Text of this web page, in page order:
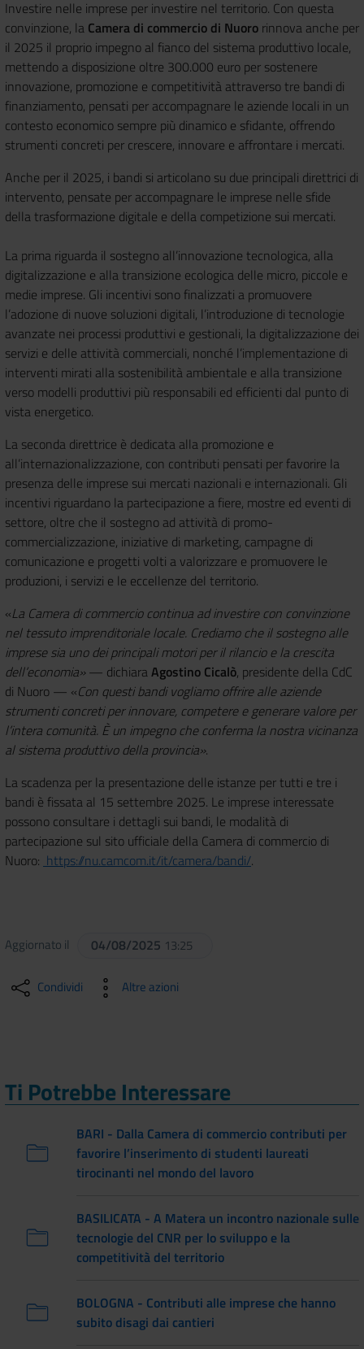
Investire nelle imprese per investire nel territorio. Con questa
convinzione, la Camera di commercio di Nuoro rinnova anche per
il 2025 il proprio impegno al fianco del sistema produttivo locale,
mettendo a disposizione oltre 300.000 euro per sostenere
innovazione, promozione e competitività attraverso tre bandi di
finanziamento, pensati per accompagnare le aziende locali in un
contesto economico sempre più dinamico e sfidante, offrendo
strumenti concreti per crescere, innovare e affrontare i mercati.
Anche per il 2025, i bandi si articolano su due principali direttrici di
intervento, pensate per accompagnare le imprese nelle sfide
della trasformazione digitale e della competizione sui mercati.
La prima riguarda il sostegno all’innovazione tecnologica, alla
digitalizzazione e alla transizione ecologica delle micro, piccole e
medie imprese. Gli incentivi sono finalizzati a promuovere
l’adozione di nuove soluzioni digitali, l’introduzione di tecnologie
avanzate nei processi produttivi e gestionali, la digitalizzazione dei
servizi e delle attività commerciali, nonché l’implementazione di
interventi mirati alla sostenibilità ambientale e alla transizione
verso modelli produttivi più responsabili ed efficienti dal punto di
vista energetico.
La seconda direttrice è dedicata alla promozione e
all’internazionalizzazione, con contributi pensati per favorire la
presenza delle imprese sui mercati nazionali e internazionali. Gli
incentivi riguardano la partecipazione a fiere, mostre ed eventi di
settore, oltre che il sostegno ad attività di promo-
commercializzazione, iniziative di marketing, campagne di
comunicazione e progetti volti a valorizzare e promuovere le
produzioni, i servizi e le eccellenze del territorio.
«La Camera di commercio continua ad investire con convinzione
nel tessuto imprenditoriale locale. Crediamo che il sostegno alle
imprese sia uno dei principali motori per il rilancio e la crescita
dell’economia»— dichiaraAgostino Cicalò, presidente della CdC
di Nuoro — «Con questi bandi vogliamo offrire alle aziende
strumenti concreti per innovare, competere e generare valore per
l’intera comunità. È un impegno che conferma la nostra vicinanza
al sistema produttivo della provincia».
La scadenza per la presentazione delle istanze per tutti e tre i
bandi è fissata al 15 settembre 2025. Le imprese interessate
possono consultare i dettagli sui bandi, le modalità di
partecipazione sul sito ufficiale della Camera di commercio di
Nuoro: https://nu.camcom.it/it/camera/bandi/.
Aggiornato il 04/08/2025 13:25
Condividi Altre azioni
Ti Potrebbe Interessare
BARI - Dalla Camera di commercio contributi per
favorire l’inserimento di studenti laureati
tirocinanti nel mondo del lavoro
BASILICATA - A Matera un incontro nazionale sulle
tecnologie del CNR per lo sviluppo e la
competitività del territorio
BOLOGNA - Contributi alle imprese che hanno
subito disagi dai cantieri